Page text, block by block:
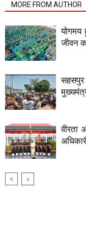
MORE FROM AUTHOR
योगमय
जीवन
वीरता